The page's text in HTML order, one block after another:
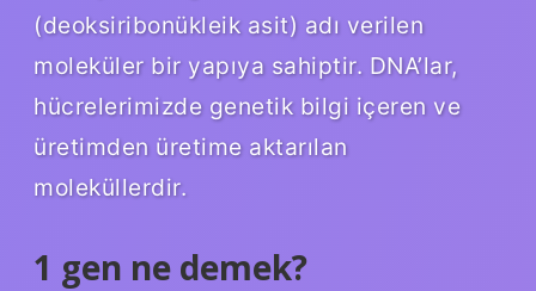
(deoksiribonükleik asit) adı verilen
moleküler bir yapıya sahiptir. DNA’lar,
hücrelerimizde genetik bilgi içeren ve
üretimden üretime aktarılan
moleküllerdir.
1 gen ne demek?